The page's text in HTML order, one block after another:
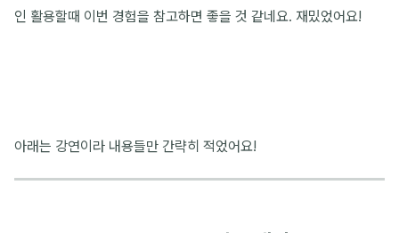
인 활용할때 이번 경험을 참고하면 좋을 것 같네요. 재밌었어요!
아래는 강연이라 내용들만 간략히 적었어요!